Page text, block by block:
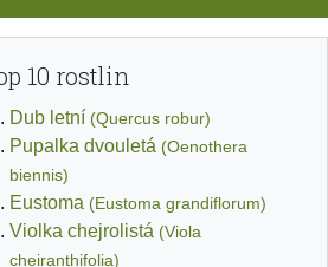
10 rostlin
Dub letní (Quercus robur)
Pupalka dvouletá (Oenothera
biennis)
Eustoma (Eustoma grandiflorum)
Violka chejrolistá (Viola
cheiranthifolia)